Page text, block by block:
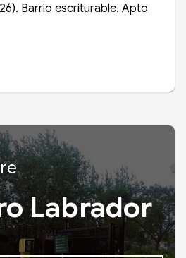
Barrio escriturable. Apto
Labrador